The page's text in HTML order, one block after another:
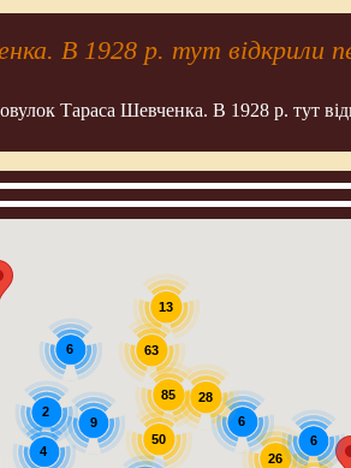
В 1928 р. тут відкрили
Тараса Шевченка. В 1928 р. тут
85
50
63
13
6
9
26
6
6
28
2
4